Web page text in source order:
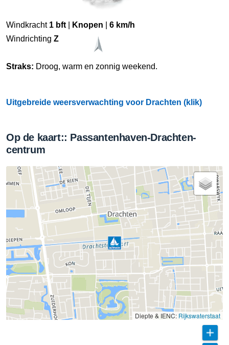
Windkracht 1 bft Knopen
6 km/h
Windrichting Z
Straks: Droog, warm en zonnig weekend.
Uitgebreide weersverwachting voor Drachten (klik)
Op de kaart:: Passantenhaven-Drachten-
centrum
Diepte & IENC: Rijkswaterstaat